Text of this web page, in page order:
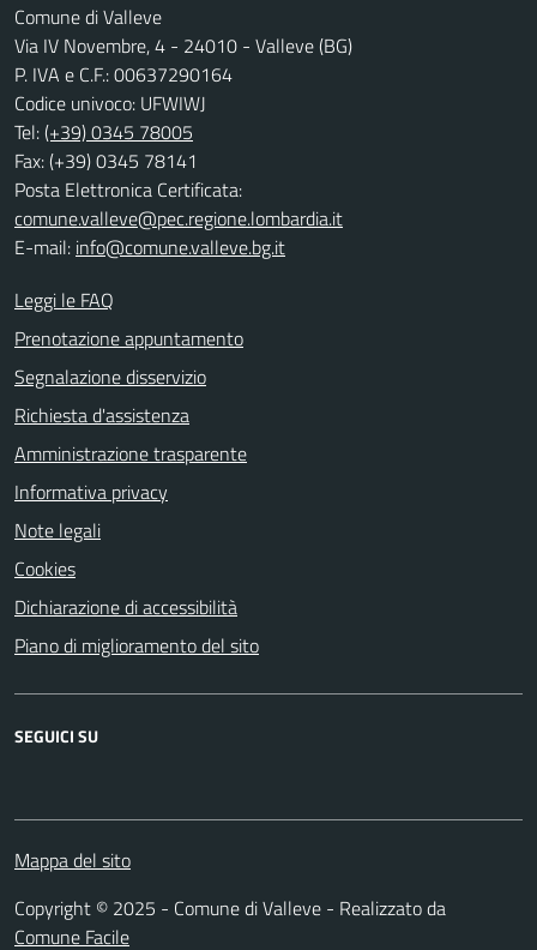
Comune di Valleve
Via IV Novembre, 4 - 24010 - Valleve (BG)
P. IVA e C.F.: 00637290164
Codice univoco: UFWIWJ
Tel:(+39) 0345 78005
Fax: (+39) 0345 78141
Posta Elettronica Certificata:
comune.valleve@pec.regione.lombardia.it
E-mail: info@comune.valleve.bg.it
Leggi le FAQ
Prenotazione appuntamento
Segnalazione disservizio
Richiesta d'assistenza
Amministrazione trasparente
Informativa privacy
Note legali
Cookies
Dichiarazione di accessibilità
Piano di miglioramento del sito
SEGUICI SU
Mappa del sito
Copyright © 2025 - Comune di Valleve - Realizzato da
Comune Facile